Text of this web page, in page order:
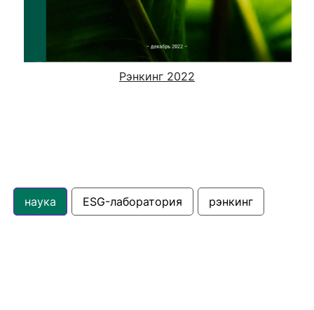
Рэнкинг 2022
наука ESG-лаборатория рэнкинг